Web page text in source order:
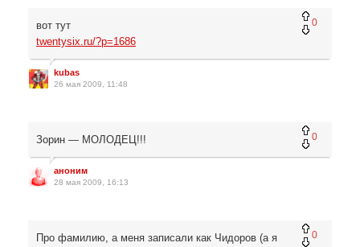
0
вот тут
twentysix.ru/?p=1686
kubas
26 мая 2009, 11:48
0
Зорин — МОЛОДЕЦ!!!
аноним
28 мая 2009, 16:13
0
Про фамилию, а меня записали как Чидоров (а я